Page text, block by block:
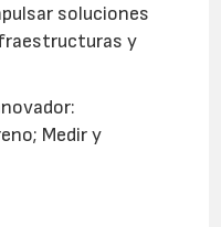
soluciones
y
Medir y